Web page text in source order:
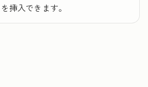
挿入できます。
る